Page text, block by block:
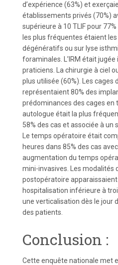
d’expérience (63%) et
établissements privés (70%)
supérieure à 10 TLIF pour
les plus fréquentes étaient
dégénératifs ou sur lyse
foraminales. L’IRM était
praticiens. La chirurgie à ciel
plus utilisée (60%). Les cages
représentaient 80% des
prédominances des cages en
autologue était la plus
58% des cas et associée à un
Le temps opératoire était
heures dans 85% des cas
augmentation du temps
mini-invasives. Les modalités
postopératoire
hospitalisation inférieure à
une verticalisation dès le jour
des patients.
Conclusion :
Cette enquête nationale met